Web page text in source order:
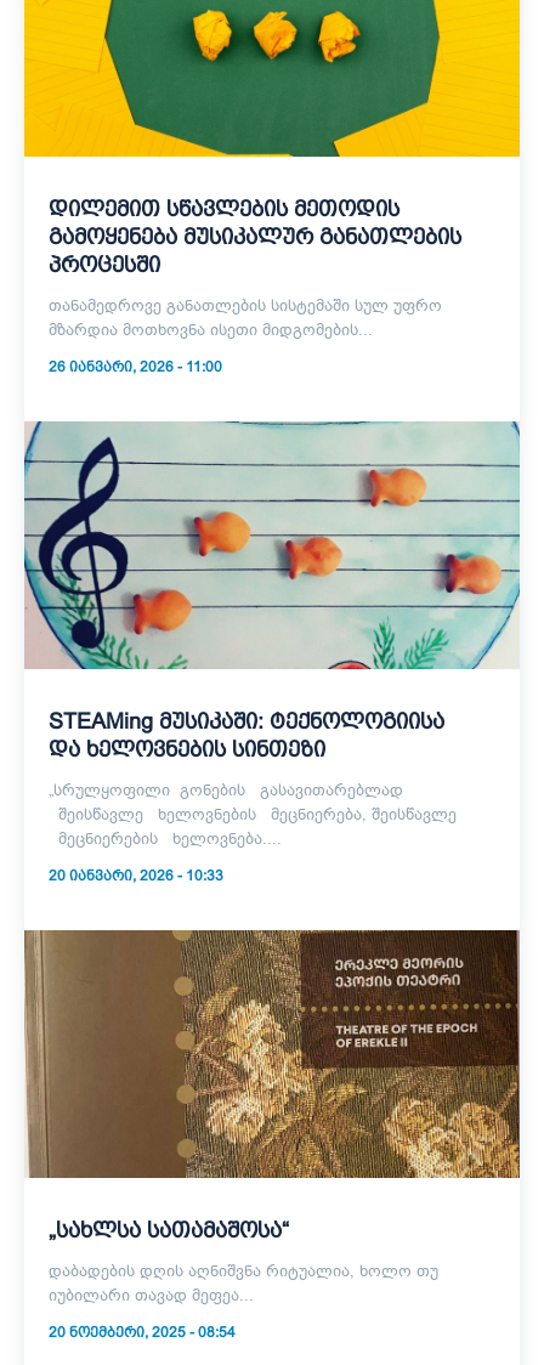
დილემით სწავლების მეთოდის
გამოყენება მუსიკალურ განათლების
პროცესში
თანამედროვე განათლების სისტემაში სულ უფრო
მზარდია მოთხოვნა ისეთი მიდგომების...
26 ᲘᲐᲜᲕᲐᲠᲘ, 2026 - 11:00
STEAMing მუსიკაში: ტექნოლოგიისა
და ხელოვნების სინთეზი
„სრულყოფილი გონების გასავითარებლად
შეისწავლე ხელოვნების მეცნიერება, შეისწავლე
მეცნიერების ხელოვნება....
20 ᲘᲐᲜᲕᲐᲠᲘ, 2026 - 10:33
„სახლსა სათამაშოსა“
დაბადების დღის აღნიშვნა რიტუალია, ხოლო თუ
იუბილარი თავად მეფეა...
20 ᲜᲝᲔᲛᲑᲔᲠᲘ, 2025 - 08:54